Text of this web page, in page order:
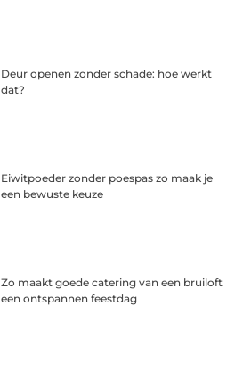
Deur openen zonder schade: hoe werkt
dat?
Eiwitpoeder zonder poespas zo maak je
een bewuste keuze
Zo maakt goede catering van een bruiloft
een ontspannen feestdag